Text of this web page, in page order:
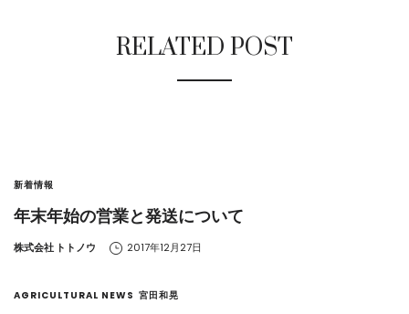
RELATED POST
新着情報
年末年始の営業と発送について
by
株式会社 トトノウ 2017年12月27日
AGRICULTURAL NEWS 宮田和晃